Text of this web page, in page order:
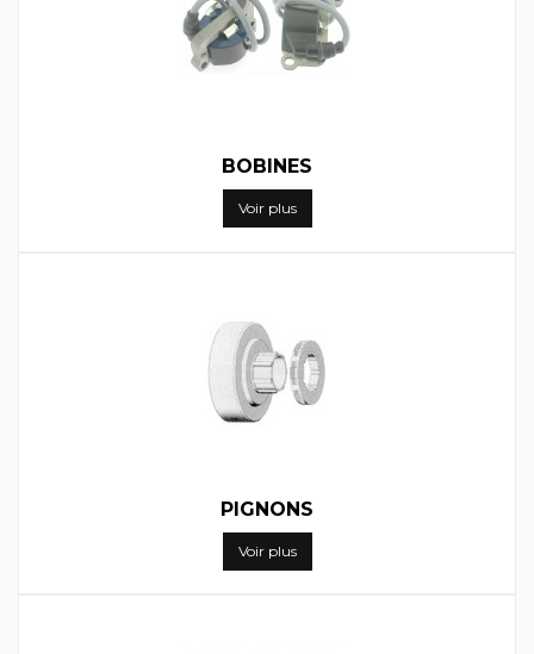
BOBINES
Voir plus
PIGNONS
Voir plus